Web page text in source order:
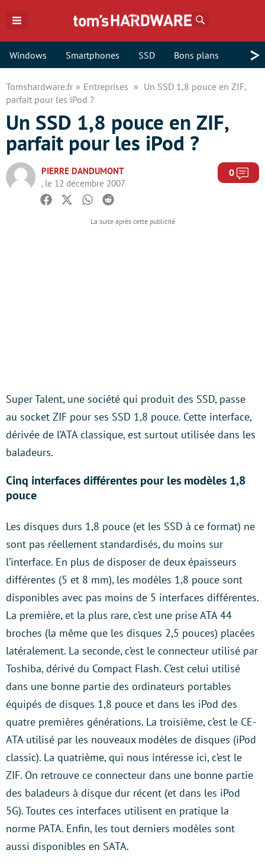
Windows Smartphones SSD Bons plans >
Tomshardware.fr Entreprises
Un SSD 1,8 pouce en ZIF,
parfait pour les iPod ?
Un SSD 1,8 pouce en ZIF,
parfait pour les iPod ?
PIERRE DANDUMONT
, le 12 décembre 2007
0
Facebook
TwitterWhatsapp
Reddit
Super Talent, une société qui produit des SSD, passe
au socket ZIF pour ses SSD 1,8 pouce. Cette interface,
dérivée de l’ATA classique, est surtout utilisée dans les
baladeurs.
Cinq interfaces différentes pour les modèles 1,8
pouce
Les disques durs 1,8 pouce (et les SSD à ce format) ne
sont pas réellement standardisés, du moins sur
l’interface. En plus de disposer de deux épaisseurs
différentes (5 et 8 mm), les modèles 1,8 pouce sont
disponibles avec pas moins de 5 interfaces différentes.
La première, et la plus rare, c’est une prise ATA 44
broches (la même que les disques 2,5 pouces) placées
latéralement. La seconde, c’est le connecteur utilisé par
Toshiba, dérivé du Compact Flash. C’est celui utilisé
dans une bonne partie des ordinateurs portables
équipés de disques 1,8 pouce et dans les iPod des
quatre premières générations. La troisième, c’est le CE-
ATA utilisé par les nouveaux modèles de disques (iPod
classic). La quatrième, qui nous intéresse ici, c’est le
ZIF. On retrouve ce connecteur dans une bonne partie
des baladeurs à disque dur récent (et dans les iPod
5G). Toutes ces interfaces utilisent en pratique la
norme PATA. Enfin, les tout derniers modèles sont
aussi disponibles en SATA.